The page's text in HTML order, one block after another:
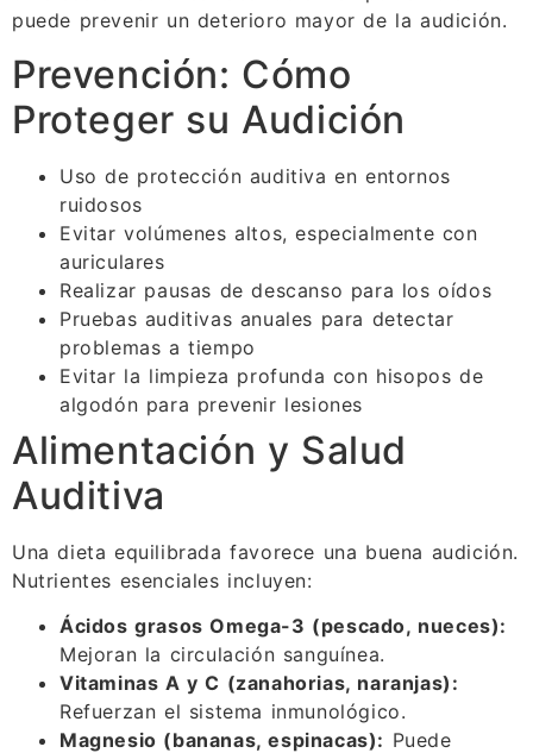
puede prevenir un deterioro mayor de la audición.
Prevención: Cómo
Proteger su Audición
Uso de protección auditiva en entornos
ruidosos
Evitar volúmenes altos, especialmente con
auriculares
Realizar pausas de descanso para los oídos
Pruebas auditivas anuales para detectar
problemas a tiempo
Evitar la limpieza profunda con hisopos de
algodón para prevenir lesiones
Alimentación y Salud
Auditiva
Una dieta equilibrada favorece una buena audición.
Nutrientes esenciales incluyen:
Ácidos grasos Omega-3 (pescado, nueces):
Mejoran la circulación sanguínea.
Vitaminas A y C (zanahorias, naranjas):
Refuerzan el sistema inmunológico.
Magnesio (bananas, espinacas): Puede